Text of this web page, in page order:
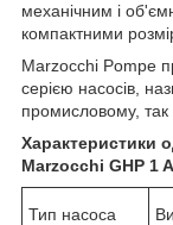
механічним і
компактними
Marzocchi Pompe
серією насосів,
промисловому, так
Характеристики
Marzocchi GHP 1
Тип насоса